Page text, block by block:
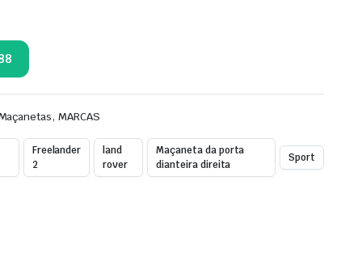
, MARCAS
Freelander
2
land
rover
Maçaneta da porta
dianteira direita
Sport